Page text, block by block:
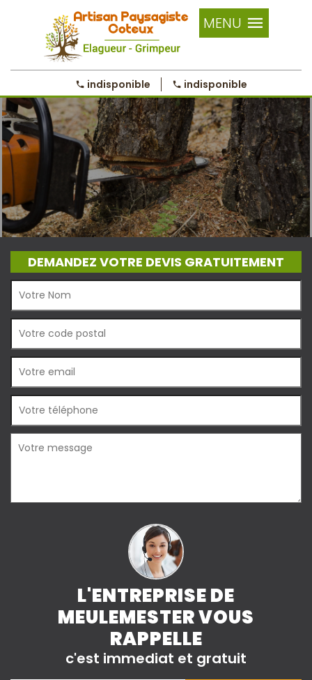
MENU
indisponible indisponible
DEMANDEZ VOTRE DEVIS GRATUITEMENT
L'ENTREPRISE DE
MEULEMESTER VOUS
RAPPELLE
c'est immediat et gratuit